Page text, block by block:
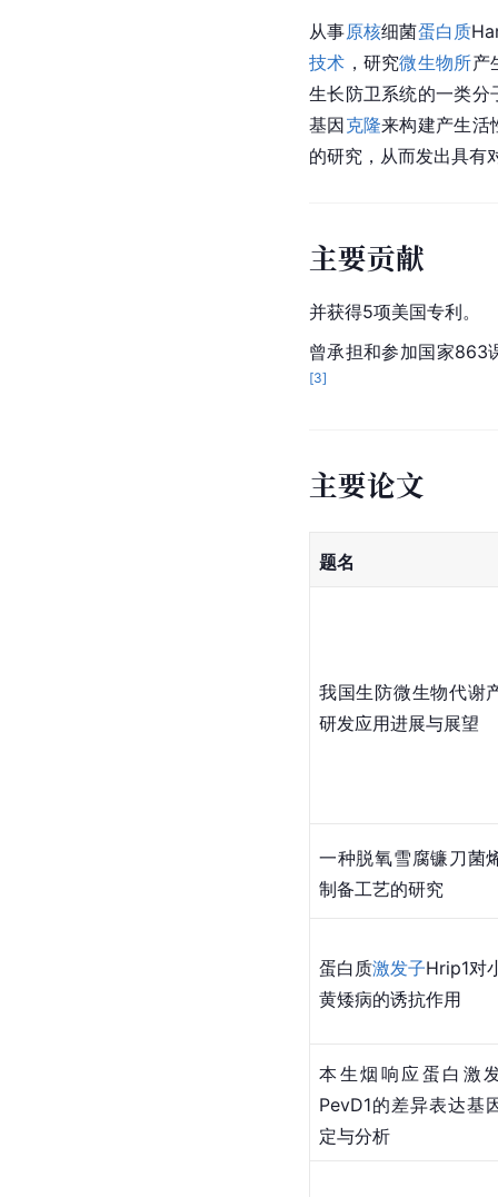
从事原核细菌蛋白质
技术 ，研究微生物所产
生长防卫系统的一类分
基因克隆来构建产生活
的研究，从而发出具有
主要贡献
并获得5项美国专利。
曾承担和参加国家863
[3]
主要论文
题名
我国生防微生物代谢
研发应用进展与展望
一种脱氧雪腐镰刀菌
制备工艺的研究
蛋白质激发子Hrip1对
黄矮病的诱抗作用
本生烟响应蛋白激
PevD1的差异表达基
定与分析